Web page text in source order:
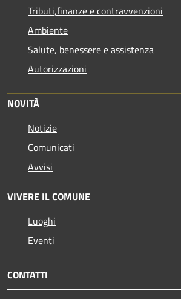
Tributi,finanze e contravvenzioni
Ambiente
Salute, benessere e assistenza
Autorizzazioni
NOVITÀ
Notizie
Comunicati
Avvisi
VIVERE IL COMUNE
Luoghi
Eventi
CONTATTI